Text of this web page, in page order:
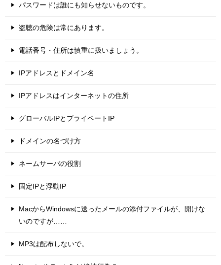
パスワードは誰にも知らせないものです。
盗聴の危険は常にあります。
電話番号・住所は慎重に扱いましょう。
IPアドレスとドメイン名
IPアドレスはインターネットの住所
グローバルIPとプライベートIP
ドメインの名づけ方
ネームサーバの役割
固定IPと浮動IP
MacからWindowsに送ったメールの添付ファイルが、開けな
いのですが……
MP3は配布しないで。